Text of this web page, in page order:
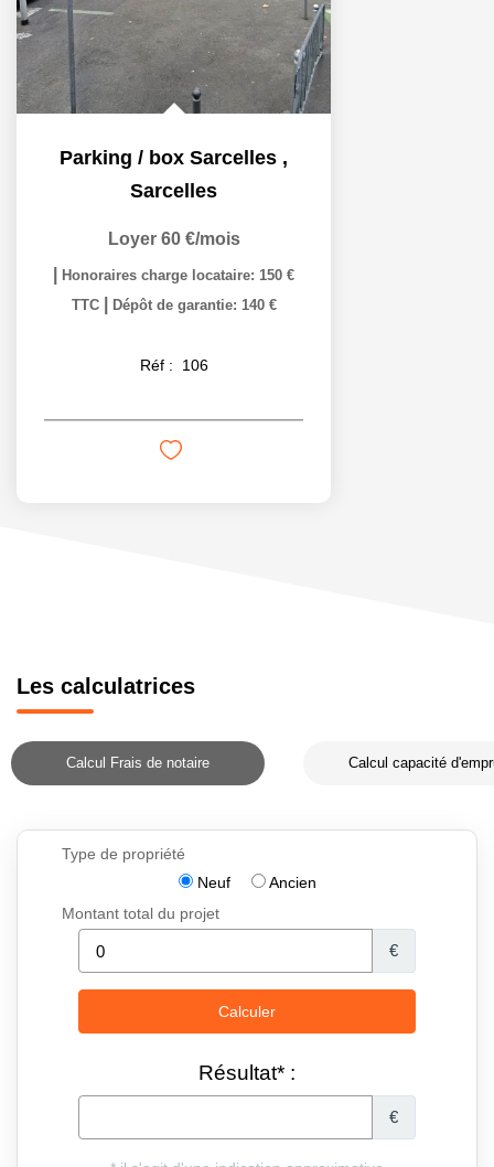
Parking / box Sarcelles ,
Sarcelles
Loyer 60 €/mois
Honoraires charge locataire: 150 €
TTC
Dépôt de garantie: 140 €
Réf : 106
Les calculatrices
Calcul Frais de notaire Calcul capacité